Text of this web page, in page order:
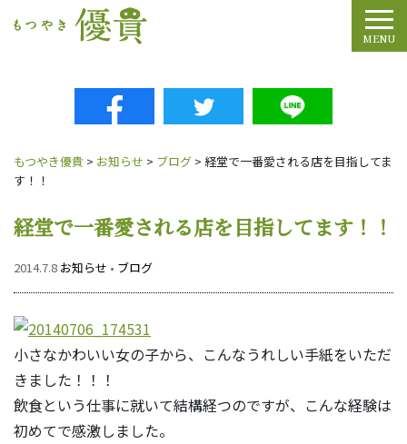
MENU
もつやき優貴 > お知らせ > ブログ > 経堂で一番愛される店を目指してま
す！！
経堂で一番愛される店を目指してます！！
2014.7.8 お知らせ • ブログ
小さなかわいい女の子から、こんなうれしい手紙をいただ
きました！！！
飲食という仕事に就いて結構経つのですが、こんな経験は
初めてで感激しました。